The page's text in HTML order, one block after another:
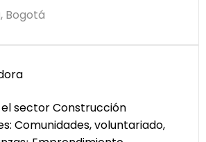
, Bogotá
sector Construcción
Comunidades, voluntariado,